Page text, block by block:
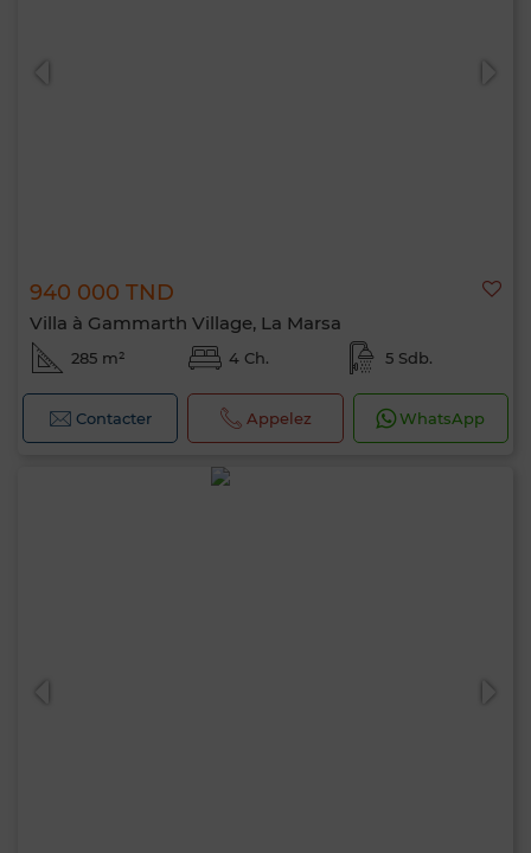
940 000 TND
Villa à Gammarth Village, La Marsa
285 m² 4 Ch. 5 Sdb.
Contacter Appelez WhatsApp